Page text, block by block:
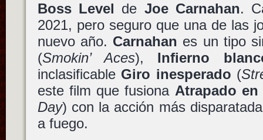
Boss Level de Joe Carnahan.
2021, pero seguro que una de las
nuevo año. Carnahan es un tipo
(Smokin’ Aces), Infierno
inclasificable Giro inesperado (
este film que fusiona Atrapado
Day) con la acción más
a fuego.